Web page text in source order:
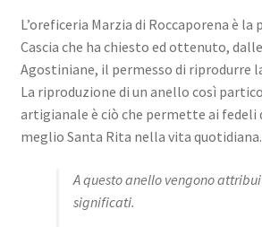
L’oreficeria Marzia di Roccaporena è la
Cascia che ha chiesto ed ottenuto,
Agostiniane, il permesso di riprodurre
La riproduzione di un anello così
artigianale è ciò che permette ai fedeli
meglio Santa Rita nella vita quotidiana.
A questo anello vengono
significati.